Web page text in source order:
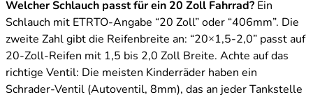
Welcher Schlauch passt für ein 20 Zoll Fahrrad? Ein
Schlauch mit ETRTO-Angabe “20 Zoll” oder “406mm”. Die
zweite Zahl gibt die Reifenbreite an: “20×1,5-2,0” passt auf
20-Zoll-Reifen mit 1,5 bis 2,0 Zoll Breite. Achte auf das
richtige Ventil: Die meisten Kinderräder haben ein
Schrader-Ventil (Autoventil, 8mm), das an jeder Tankstelle